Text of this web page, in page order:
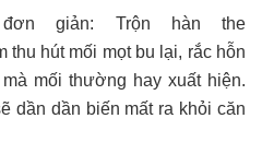
giản: Trộn hàn the
hút mối mọt bu lại, rắc hỗn
mối thường hay xuất hiện.
dần dần biến mất ra khỏi căn